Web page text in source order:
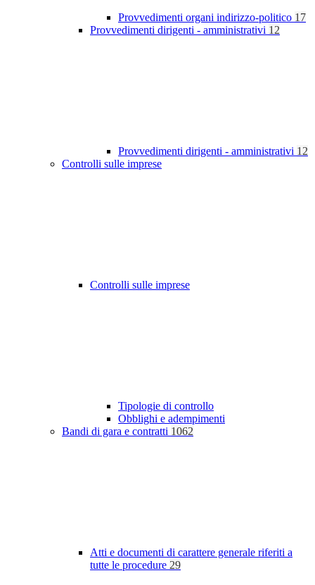
Provvedimenti organi indirizzo-politico 17
Provvedimenti dirigenti - amministrativi 12
Provvedimenti dirigenti - amministrativi 12
Controlli sulle imprese
Controlli sulle imprese
Tipologie di controllo
Obblighi e adempimenti
Bandi di gara e contratti 1062
Atti e documenti di carattere generale riferiti a
tutte le procedure 29